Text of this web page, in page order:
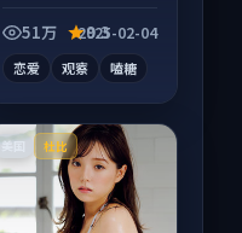
份扎实。
51万 9.3
2025-02-04
恋爱 观察 嗑糖
美国 杜比